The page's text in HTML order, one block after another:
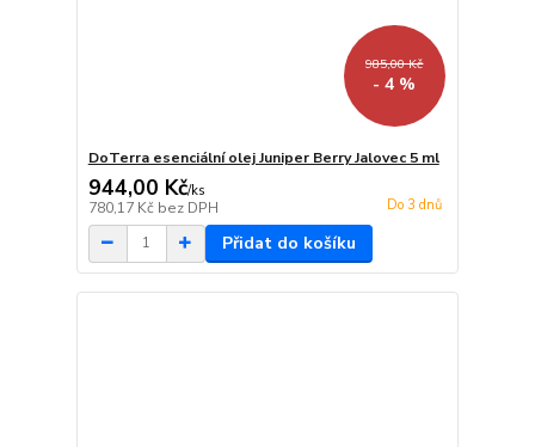
985,00 Kč
- 4 %
DoTerra esenciální olej Juniper Berry Jalovec 5 ml
944,00 Kč/ks
780,17 Kč bez DPH Do 3 dnů
Přidat do košíku